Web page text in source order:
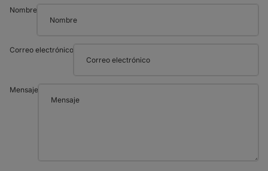
Nombre
Correo electrónico
Mensaje